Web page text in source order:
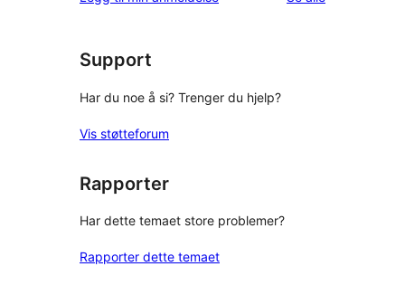
Support
Har du noe å si? Trenger du hjelp?
Vis støtteforum
Rapporter
Har dette temaet store problemer?
Rapporter dette temaet